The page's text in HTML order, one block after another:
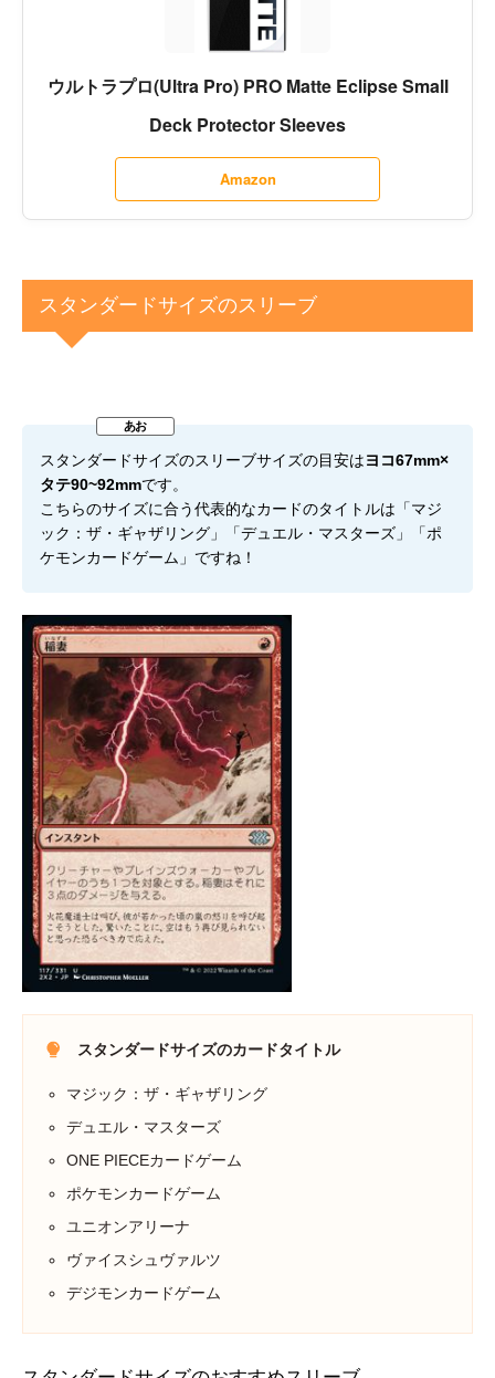
ウルトラプロ(Ultra Pro) PRO Matte Eclipse Small
Deck Protector Sleeves
Amazon
スタンダードサイズのスリーブ
スタンダードサイズのスリーブサイズの目安はヨコ67mm×
タテ90~92mmです。
こちらのサイズに合う代表的なカードのタイトルは「マジ
ック：ザ・ギャザリング」「デュエル・マスターズ」「ポ
ケモンカードゲーム」ですね！
スタンダードサイズのカードタイトル
マジック：ザ・ギャザリング
デュエル・マスターズ
ONE PIECEカードゲーム
ポケモンカードゲーム
ユニオンアリーナ
ヴァイスシュヴァルツ
デジモンカードゲーム